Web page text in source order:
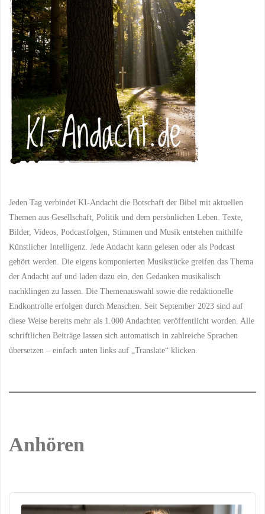
Jeden Tag verbindet KI-Andacht die Botschaft der Bibel mit aktuellen
Themen aus Gesellschaft, Politik und dem persönlichen Leben. Texte,
Bilder, Videos, Podcastfolgen, Stimmen und Musik entstehen mithilfe
Künstlicher Intelligenz. Jede Andacht kann gelesen oder als Podcast
gehört werden. Die eigens komponierten Musikstücke greifen das Thema
der Andacht auf und laden dazu ein, den Gedanken musikalisch
nachklingen zu lassen. Die Themenauswahl sowie die redaktionelle
Endkontrolle erfolgen durch Menschen. Seit September 2023 sind auf
diese Weise bereits mehr als 1.000 Andachten veröffentlicht worden. Alle
schriftlichen Beiträge lassen sich automatisch in zahlreiche Sprachen
übersetzen – einfach unten links auf „Translate“ klicken.
Anhören
Audio
Player